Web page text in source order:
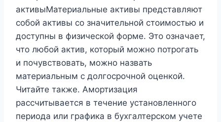
активыМатериальные активы представляют
собой активы со значительной стоимостью и
доступны в физической форме. Это означает,
что любой актив, который можно потрогать
и почувствовать, можно назвать
материальным с долгосрочной оценкой.
Читайте также. Амортизация
рассчитывается в течение установленного
периода или графика в бухгалтерском учете